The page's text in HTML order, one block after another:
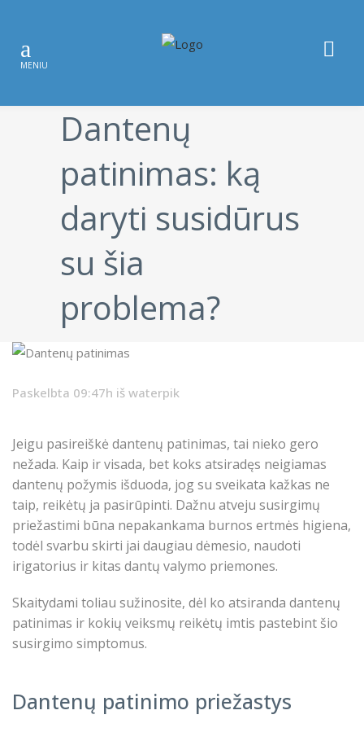
Dantenų
patinimas: ką
daryti susidūrus
su šia
problema?
Paskelbta 09:47h iš waterpik
Jeigu pasireiškė dantenų patinimas, tai nieko gero
nežada. Kaip ir visada, bet koks atsiradęs neigiamas
dantenų požymis išduoda, jog su sveikata kažkas ne
taip, reikėtų ja pasirūpinti. Dažnu atveju susirgimų
priežastimi būna nepakankama burnos ertmės higiena,
todėl svarbu skirti jai daugiau dėmesio, naudoti
irigatorius ir kitas dantų valymo priemones.
Skaitydami toliau sužinosite, dėl ko atsiranda dantenų
patinimas ir kokių veiksmų reikėtų imtis pastebint šio
susirgimo simptomus.
Dantenų patinimo priežastys